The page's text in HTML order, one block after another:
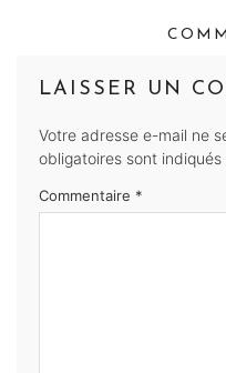
LAISSER UN
Votre adresse e-mail ne
obligatoires sont indiqués
Commentaire *